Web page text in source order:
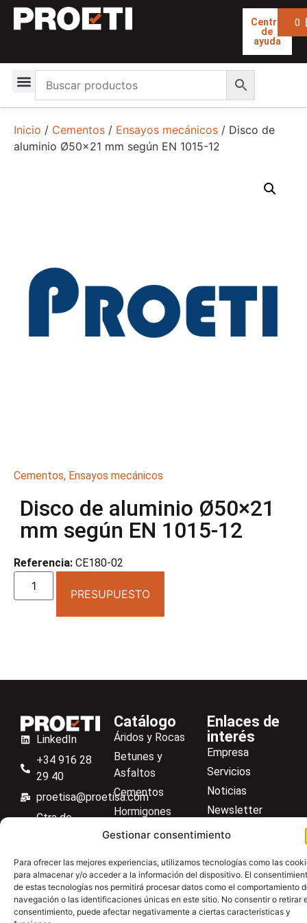
Gestionar consentimiento
Para ofrecer las mejores experiencias, utilizamos tecnologías como las
para almacenar y/o acceder a la información del dispositivo. El
de estas tecnologías nos permitirá procesar datos como el comportamiento
navegación o las identificaciones únicas en este sitio. No consentir o retirar
consentimiento, puede afectar negativamente a ciertas características y
Centro
de
ayuda
0
Inicio / Cementos / Ensayos mecánicos / Disco de
aluminio Ø50×21 mm según EN 1015-12
Cementos, Ensayos mecánicos
Disco de aluminio Ø50×21
mm según EN 1015-12
Referencia: CE180-02
PRESUPUESTO
LinkedIn
+34 916 28
29 40
proetisa@proetisa.com
Ctra de
M-106, Km
4,1, 28110
Algete,
Madrid
Catálogo
Áridos y Rocas
Betunes y
Asfaltos
Cementos
Hormigones
Suelos
Aceros
Material general
Enlaces de
interés
Empresa
Servicios
Noticias
Newsletter
Descargas
Centro de ayuda